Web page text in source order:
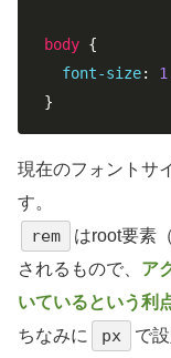
body {
font-size:
}
現在のフォントサ
す。
rem はroot要素
されるもので、 ア
いているという利
ちなみに
px で